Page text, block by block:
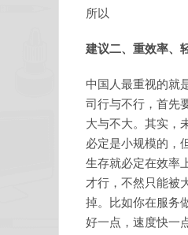
所以
建议二、重效率、
中国人最重视的就
司行与不行，首先
大与不大。其实，
必定是小规模的，
生存就必定在效率
才行，不然只能被
掉。比如你在服务
好一点，速度快一